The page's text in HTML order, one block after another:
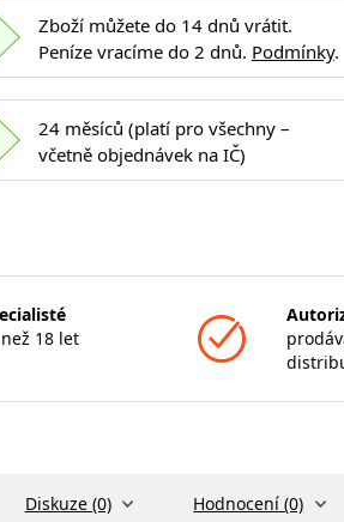
Zboží můžete do 14 dnů vrátit.
Peníze vracíme do 2 dnů. Podmínky.
24 měsíců (platí pro všechny –
včetně objednávek na IČ)
18 let
Diskuze (0) Hodnocení (0)